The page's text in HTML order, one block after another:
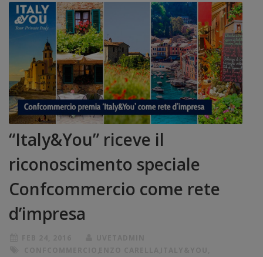
“Italy&You” riceve il
riconoscimento speciale
Confcommercio come rete
d’impresa